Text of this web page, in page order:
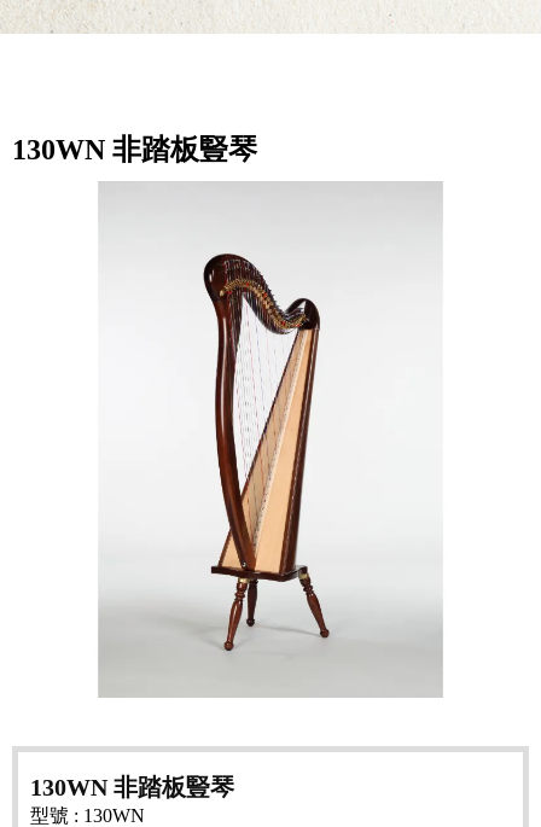
130WN 非踏板豎琴
130WN 非踏板豎琴
型號 : 130WN